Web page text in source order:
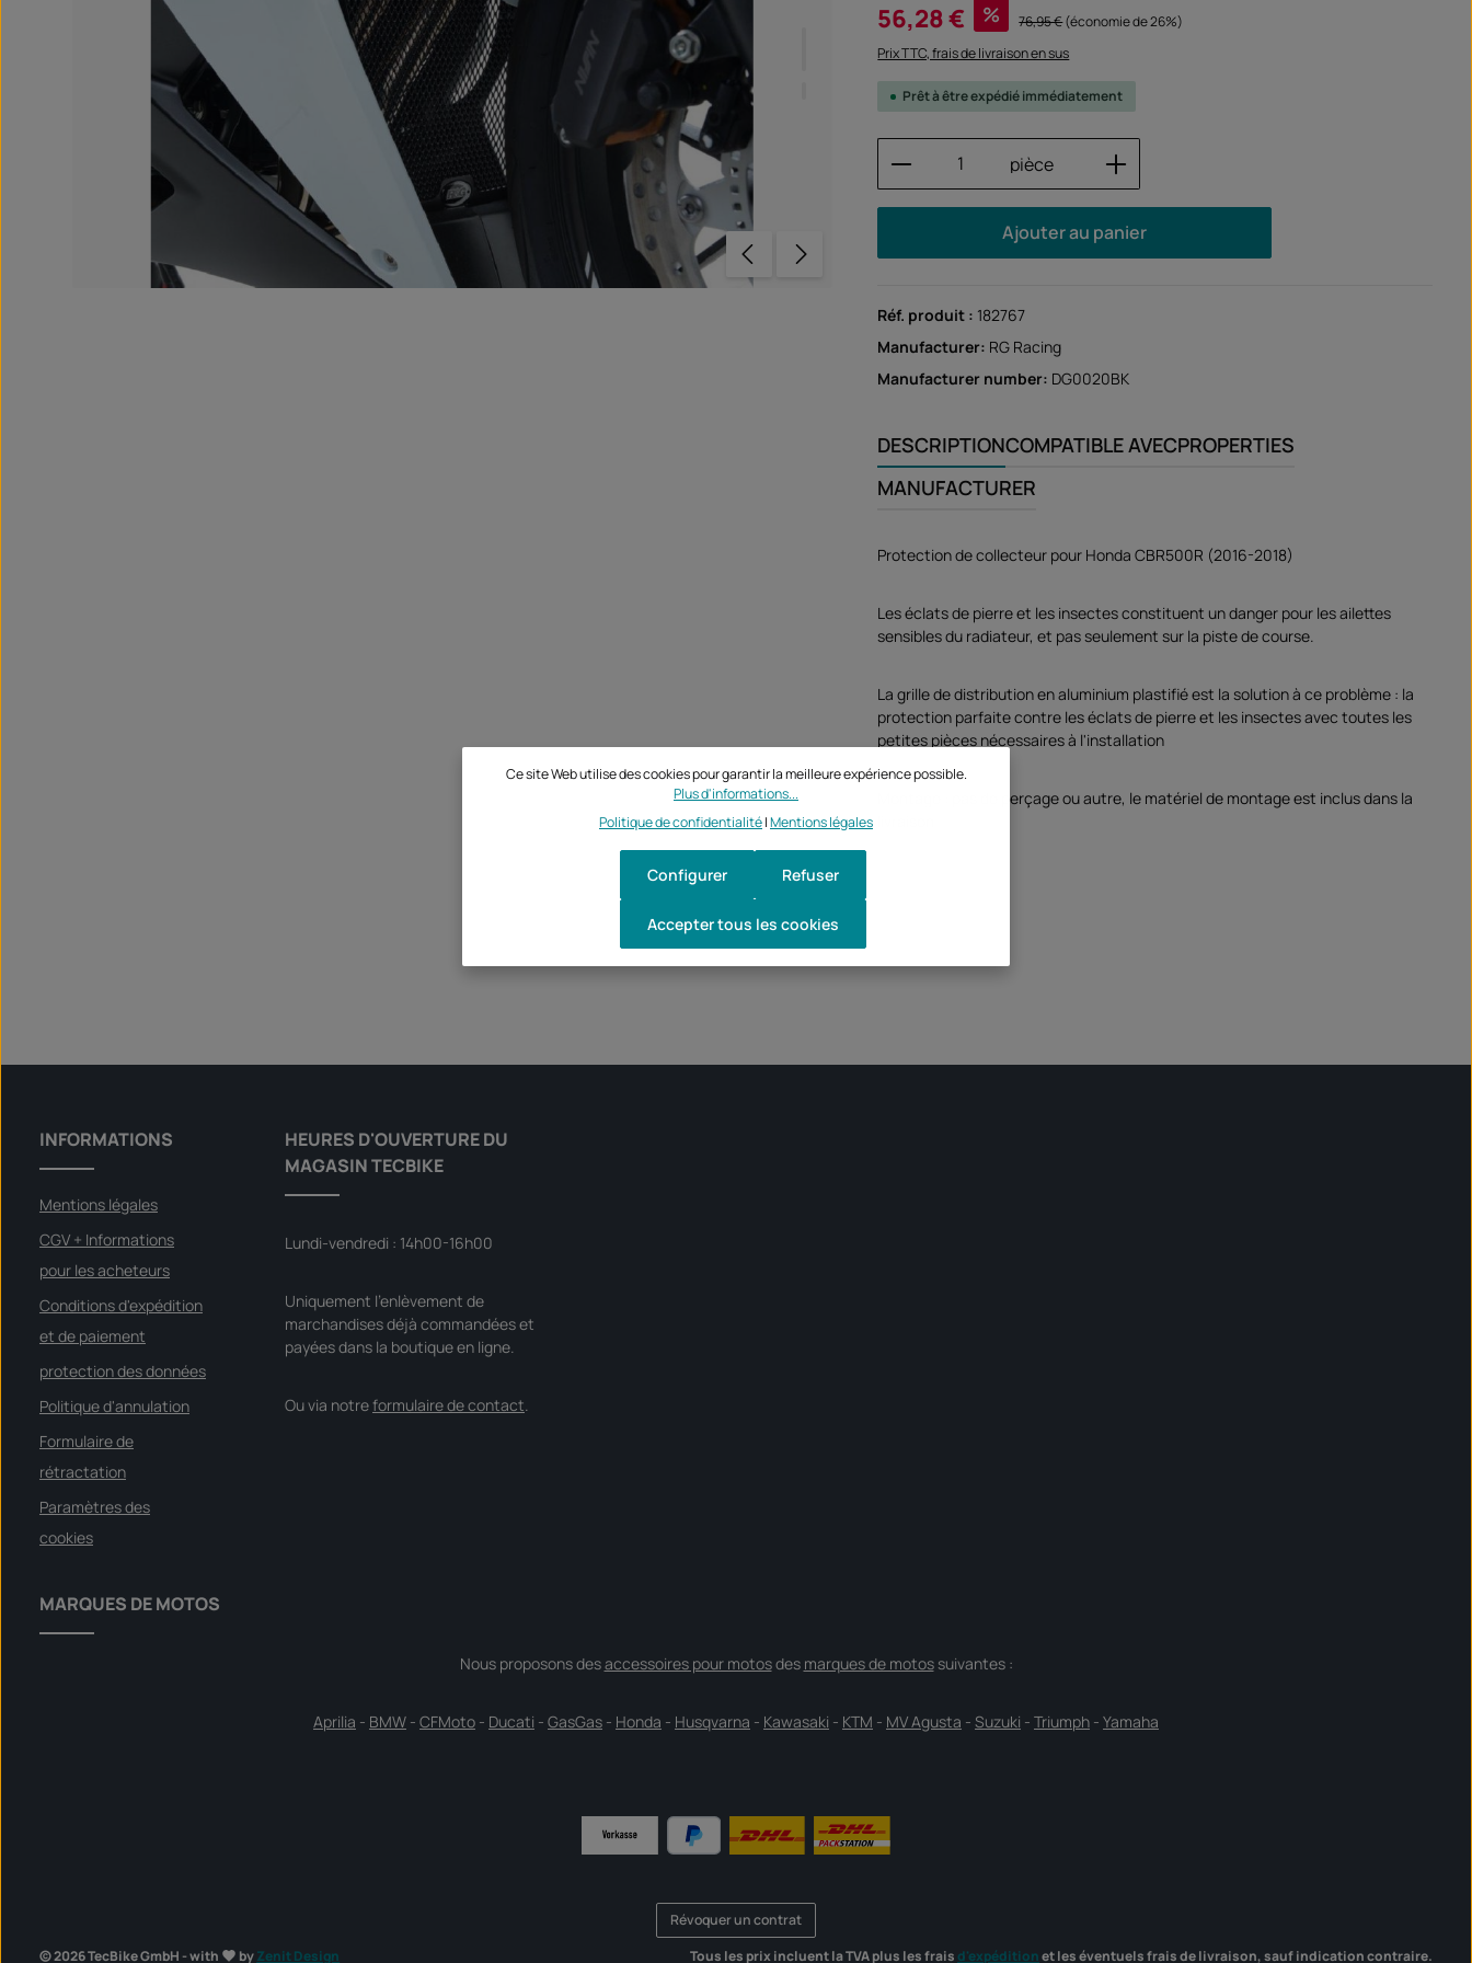
Prix de vente :
56,28 € % Prix régulier :
76,95 €(économie de 26%)
Prix TTC, frais de livraison en sus
Prêt à être expédié immédiatement
Quantité de produit : Entrez la quantité
pièce
Ajouter au panier
Réf. produit : 182767
Manufacturer: RG Racing
Manufacturer number: DG0020BK
DESCRIPTIONCOMPATIBLE AVECPROPERTIES
MANUFACTURER
Protection de collecteur pour Honda CBR500R (2016-2018)
Les éclats de pierre et les insectes constituent un danger pour les ailettes
sensibles du radiateur, et pas seulement sur la piste de course.
La grille de distribution en aluminium plastifié est la solution à ce problème : la
protection parfaite contre les éclats de pierre et les insectes avec toutes les
petites pièces nécessaires à l'installation
Montage : pas de perçage ou autre, le matériel de montage est inclus dans la
INFORMATIONS
Mentions légales
CGV + Informations
pour les acheteurs
Conditions d'expédition
et de paiement
protection des données
Politique d'annulation
Formulaire de
rétractation
Paramètres des
cookies
HEURES D'OUVERTURE DU
MAGASIN TECBIKE
Lundi-vendredi : 14h00-16h00
Uniquement l'enlèvement de
marchandises déjà commandées et
payées dans la boutique en ligne.
Ou via notreformulaire de contact.
MARQUES DE MOTOS
Nous proposons desaccessoires pour motosdes marques de motossuivantes :
Aprilia - BMW - CFMoto - Ducati - GasGas - Honda - Husqvarna - Kawasaki - KTM - MV Agusta - Suzuki - Triumph - Yamaha
Révoquer un contrat
© 2026 TecBike GmbH - with
byZenit Design Tous les prix incluent la TVA plus les frais d'expéditionet les éventuels frais de livraison, sauf indication contraire.
Ce site Web utilise des cookies pour garantir la meilleure expérience possible.
Plus d'informations...
Politique de confidentialité|Mentions légales
Refuser
Configurer
Accepter tous les cookies